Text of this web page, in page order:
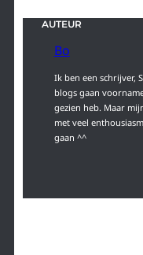
AUTEUR
Bo
Ik ben een schrijver,
blogs gaan
gezien heb. Maar
met veel
gaan ^^